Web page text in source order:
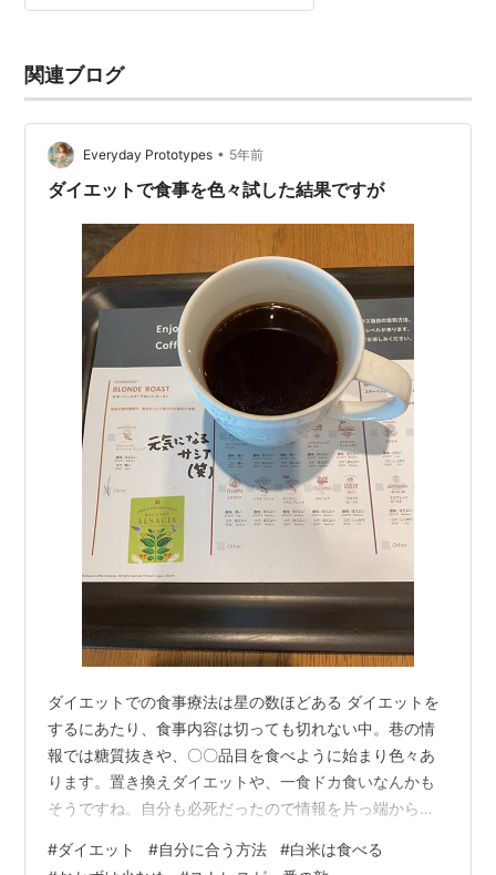
関連ブログ
Everyday Prototypes • 5年前
ダイエットで食事を色々試した結果ですが
ダイエットでの食事療法は星の数ほどある ダイエットを
するにあたり、食事内容は切っても切れない中。巷の情
報では糖質抜きや、〇〇品目を食べように始まり色々あ
ります。置き換えダイエットや、一食ドカ食いなんかも
そうですね。自分も必死だったので情報を片っ端から試
で辞めたり、リバウンドしたり・・・一人一人にあった
#ダイエット #自分に合う方法 #白米は食べる